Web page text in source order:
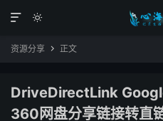


资源分享  正文
DriveDirectLink
360网盘分享链接转直